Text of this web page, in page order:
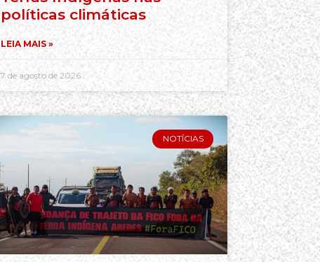
políticas climáticas
LEIA MAIS »
7 de agosto de 2026
NOTÍCIAS